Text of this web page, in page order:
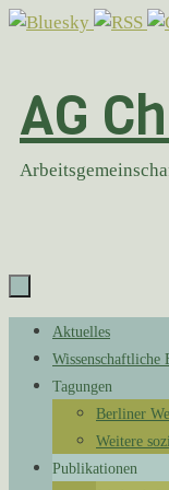
Zum
AG
Zum
Inhalt
springen
Aktuelles
Wissenschaftliche
Tagungen
Berliner
Weitere
Publikationen